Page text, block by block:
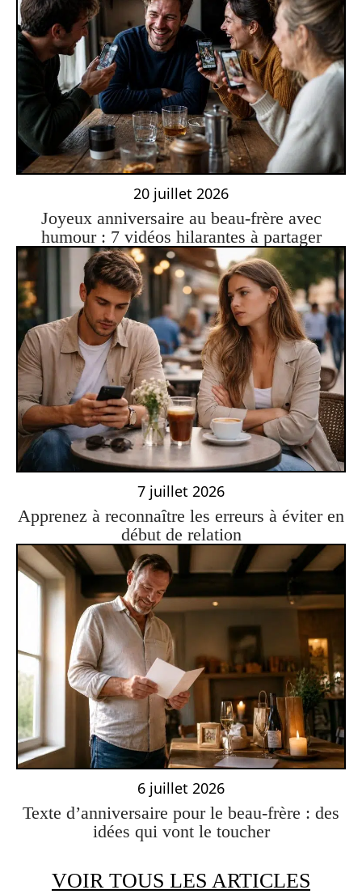
20 juillet 2026
Joyeux anniversaire au beau-frère avec
humour : 7 vidéos hilarantes à partager
7 juillet 2026
Apprenez à reconnaître les erreurs à éviter en
début de relation
6 juillet 2026
Texte d’anniversaire pour le beau-frère : des
idées qui vont le toucher
VOIR TOUS LES ARTICLES